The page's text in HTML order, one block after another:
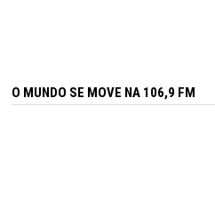
O MUNDO SE MOVE NA 106,9 FM